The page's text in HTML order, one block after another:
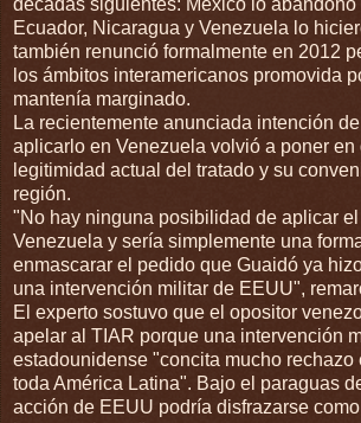
Ecuador, Nicaragua y Venezuela lo
también renunció formalmente en 2012
los ámbitos interamericanos promovida
mantenía marginado.
La recientemente anunciada intención
aplicarlo en Venezuela volvió a poner en
legitimidad actual del tratado y su
región.
"No hay ninguna posibilidad de aplicar
Venezuela y sería simplemente una
enmascarar el pedido que Guaidó ya
una intervención militar de EEUU",
El experto sostuvo que el opositor
apelar al TIAR porque una intervención
estadounidense "concita mucho rechazo
toda América Latina". Bajo el paraguas
acción de EEUU podría disfrazarse